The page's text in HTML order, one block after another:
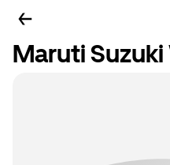
Maruti Suzuki